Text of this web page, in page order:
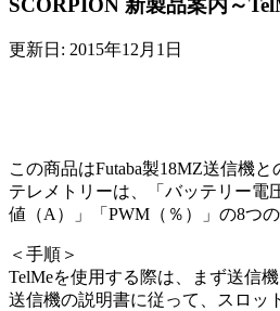
更新日: 2015年12月1日
この商品はFutaba製18MZ送信機
テレメトリーは、「バッテリー
値（A）」「PWM（％）」の8つ
＜手順＞
TelMeを使用する際は、まず送信機
送信機の説明書に従って、スロッ